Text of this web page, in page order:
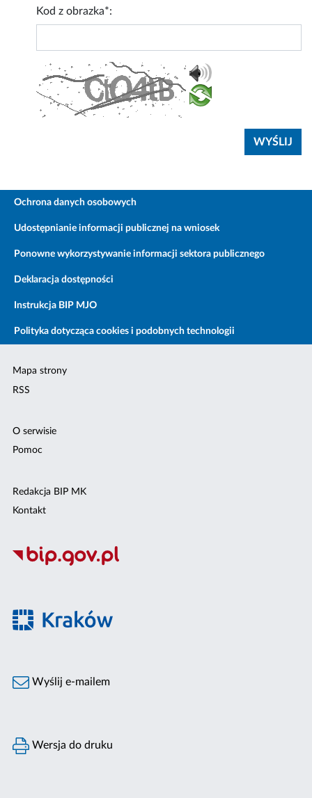
Kod z obrazka*:
Ochrona danych osobowych
Udostępnianie informacji publicznej na wniosek
Ponowne wykorzystywanie informacji sektora publicznego
Deklaracja dostępności
Instrukcja BIP MJO
Polityka dotycząca cookies i podobnych technologii
Mapa strony
RSS
O serwisie
Pomoc
Redakcja BIP MK
Kontakt
Wyślij e-mailem
Wersja do druku